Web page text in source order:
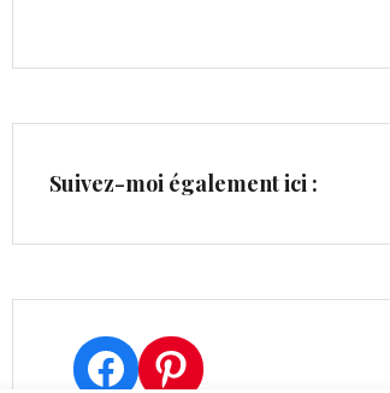
Suivez-moi également ici :
Facebook
Pinterest